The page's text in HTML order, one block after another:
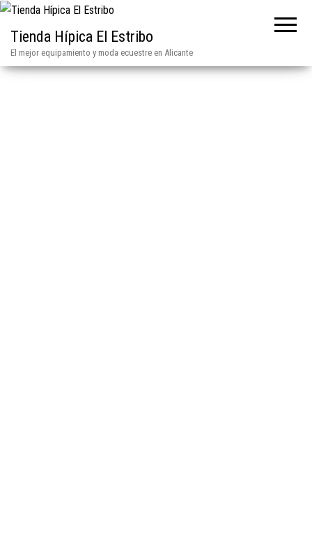
Tienda Hípica El Estribo
El mejor equipamiento y moda ecuestre en Alicante